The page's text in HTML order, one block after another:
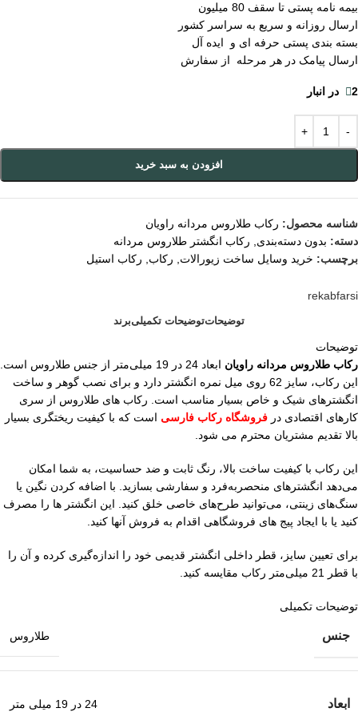
بیمه نامه پستی تا سقف 80 میلیون
ارسال روزانه و سریع به سراسر کشور
بسته بندی پستی حرفه ای و ایده آل
ارسال پیامک در هر مرحله از سفارش
2 در انبار
افزودن به سبد خرید
شناسه محصول: رکاب طلاروس مردانه راویان
دسته: بدون دسته‌بندی, رکاب انگشتر طلاروس مردانه
برچسب: خرید وسایل ساخت زیورالات, رکاب, رکاب استیل
rekabfarsi
توضیحاتتوضیحات تکمیلیبرند
توضیحات
رکاب طلاروس مردانه راویان
ابعاد 24 در 19 میلی‌متر از جنس طلاروس است.
این رکاب، سایز 62 روی میل نمره انگشتر دارد و برای نصب گوهر و ساخت
انگشترهای شیک و خاص بسیار مناسب است. رکاب های طلاروس از سری
کارهای اقتصادی در فروشگاه رکاب فارسی است که با کیفیت ریختگری بسیار
بالا تقدیم مشتریان محترم می شود.
این رکاب با کیفیت ساخت بالا، رنگ ثابت و ضد حساسیت، به شما امکان
می‌دهد انگشترهای منحصربه‌فرد و سفارشی بسازید. با اضافه کردن نگین یا
سنگ‌های زینتی، می‌توانید طرح‌های خاصی خلق کنید. این انگشتر ها را مصرف
کنید یا با ایجاد پیج های فروشگاهی اقدام به فروش آنها کنید.
برای تعیین سایز، قطر داخلی انگشتر قدیمی خود را اندازه‌گیری کرده و آن را
با قطر 21 میلی‌متر رکاب مقایسه کنید.
توضیحات تکمیلی
جنس طلاروس
ابعاد 24 در 19 میلی متر